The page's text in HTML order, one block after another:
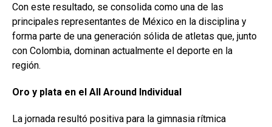
Con este resultado, se consolida como una de las
principales representantes de México en la disciplina y
forma parte de una generación sólida de atletas que, junto
con Colombia, dominan actualmente el deporte en la
región.
Oro y plata en el All Around Individual
La jornada resultó positiva para la gimnasia rítmica